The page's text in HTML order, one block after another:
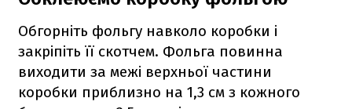
Обгорніть фольгу навколо коробки і
закріпіть її скотчем. Фольга повинна
виходити за межі верхньої частини
коробки приблизно на 1,3 см з кожного